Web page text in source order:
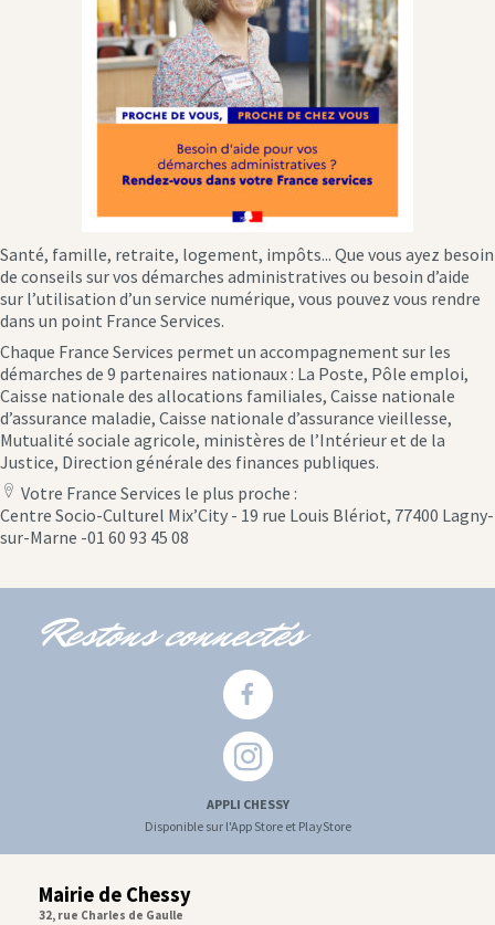
Santé, famille, retraite, logement, impôts... Que vous ayez besoin
de conseils sur vos démarches administratives ou besoin d’aide
sur l’utilisation d’un service numérique, vous pouvez vous rendre
dans un point France Services.
Chaque France Services permet un accompagnement sur les
démarches de 9 partenaires nationaux : La Poste, Pôle emploi,
Caisse nationale des allocations familiales, Caisse nationale
d’assurance maladie, Caisse nationale d’assurance vieillesse,
Mutualité sociale agricole, ministères de l’Intérieur et de la
Justice, Direction générale des finances publiques.
location
icon
Votre France Services le plus proche :
Centre Socio-Culturel Mix’City - 19 rue Louis Blériot, 77400 Lagny-
sur-Marne -01 60 93 45 08
Restons connectés
APPLI CHESSY
Disponible sur l'App Store et PlayStore
Mairie de Chessy
32, rue Charles de Gaulle